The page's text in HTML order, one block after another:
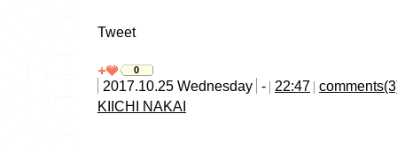
Tweet
0
2017.10.25 Wednesday - 22:47
KIICHI NAKAI